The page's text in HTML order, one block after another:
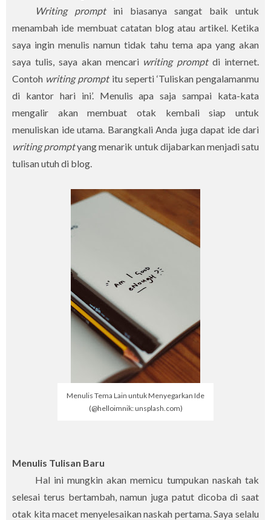
Writing promptini biasanya sangat baik untuk
menambah ide membuat catatan blog atau artikel. Ketika
saya ingin menulis namun tidak tahu tema apa yang akan
saya tulis, saya akan mencari writing promptdi internet.
Contoh writing promptitu seperti ‘Tuliskan pengalamanmu
di kantor hari ini’. Menulis apa saja sampai kata-kata
mengalir akan membuat otak kembali siap untuk
menuliskan ide utama. Barangkali Anda juga dapat ide dari
writing promptyang menarik untuk dijabarkan menjadi satu
tulisan utuh di blog.
Menulis Tema Lain untuk Menyegarkan Ide
(@helloimnik: unsplash.com)
Menulis Tulisan Baru
Hal ini mungkin akan memicu tumpukan naskah tak
selesai terus bertambah, namun juga patut dicoba di saat
otak kita macet menyelesaikan naskah pertama. Saya selalu